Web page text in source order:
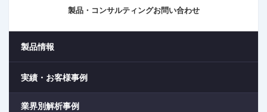
製品・コンサルティングお問い合わせ
製品情報
実績・お客様事例
業界別解析事例